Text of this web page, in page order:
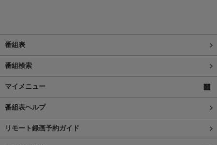
番組表
番組検索
マイメニュー
番組表ヘルプ
リモート録画予約ガイド